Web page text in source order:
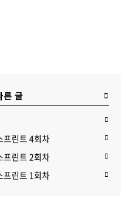
글
프린트 4회차
프린트 2회차
프린트 1회차